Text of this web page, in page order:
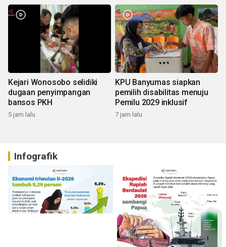
Kejari Wonosobo selidiki
dugaan penyimpangan
bansos PKH
5 jam lalu
KPU Banyumas siapkan
pemilih disabilitas menuju
Pemilu 2029 inklusif
7 jam lalu
Infografik